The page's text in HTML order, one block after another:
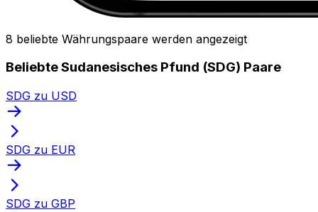
8 beliebte Währungspaare werden angezeigt
Beliebte Sudanesisches Pfund (SDG) Paare
SDG zu USD
SDG zu EUR
SDG zu GBP